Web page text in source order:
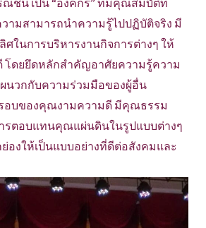
ชน เป็น “องค์กร” ที่มีคุณสมบัติที่
ามสามารถนำความรู้ไปปฏิบัติจริง มี
ศในการบริหารงานกิจการต่างๆ ให้
โดยยึดหลักสำคัญอาศัยความรู้ความ
นวกกับความร่วมมือของผู้อื่น
อบของคุณงามความดี มีคุณธรรม
รตอบแทนคุณแผ่นดินในรูปแบบต่างๆ
องให้เป็นแบบอย่างที่ดีต่อสังคมและ